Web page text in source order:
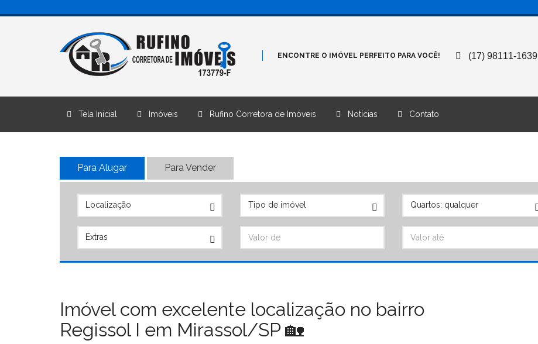
ENCONTRE O IMÓVEL PERFEITO PARA VOCÊ! (17) 98111-1639
Tela Inicial Imóveis Rufino Corretora de Imóveis Notícias Contato
Para Alugar Para Vender
Imóvel com excelente localização no bairro
Regissol I em Mirassol/SP 🏡